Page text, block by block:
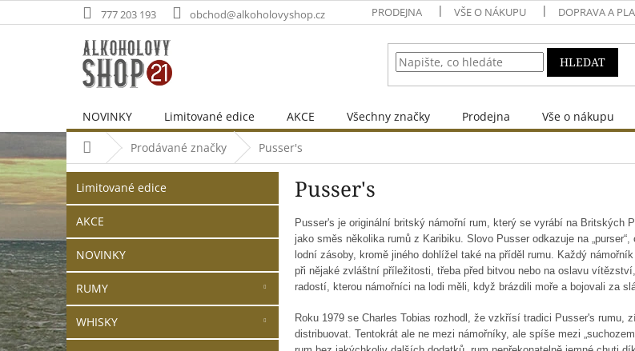
na
777 203 193 obchod@alkoholovyshop.cz PRODEJNA VŠE O NÁKUPU DOPRAVA A
HLEDAT
NOVINKY Limitované edice AKCE Všechny značky Prodejna Vše o nákupu
Domů Prodávané značky Pusser's
P
o
s
r
a
n
n
í
p
kategorie
Limitované edice
AKCE
NOVINKY
RUMY
WHISKY
Pusser's
Pusser's je originální britský námořní rum, který se vyrábí na Britských
jako směs několika rumů z Karibiku. Slovo Pusser odkazuje na
lodní zásoby, kromě jiného dohlížel také na příděl rumu. Každý
při nějaké zvláštní příležitosti, třeba před bitvou nebo na oslavu
radostí, kterou námořníci na lodi měli, když brázdili moře a bojovali za
Roku 1979 se Charles Tobias rozhodl, že vzkřísí tradici Pusser's rumu,
distribuovat. Tentokrát ale ne mezi námořníky, ale spíše mezi